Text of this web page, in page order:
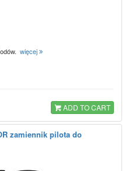
więcej
ADD TO CART
zamiennik pilota do